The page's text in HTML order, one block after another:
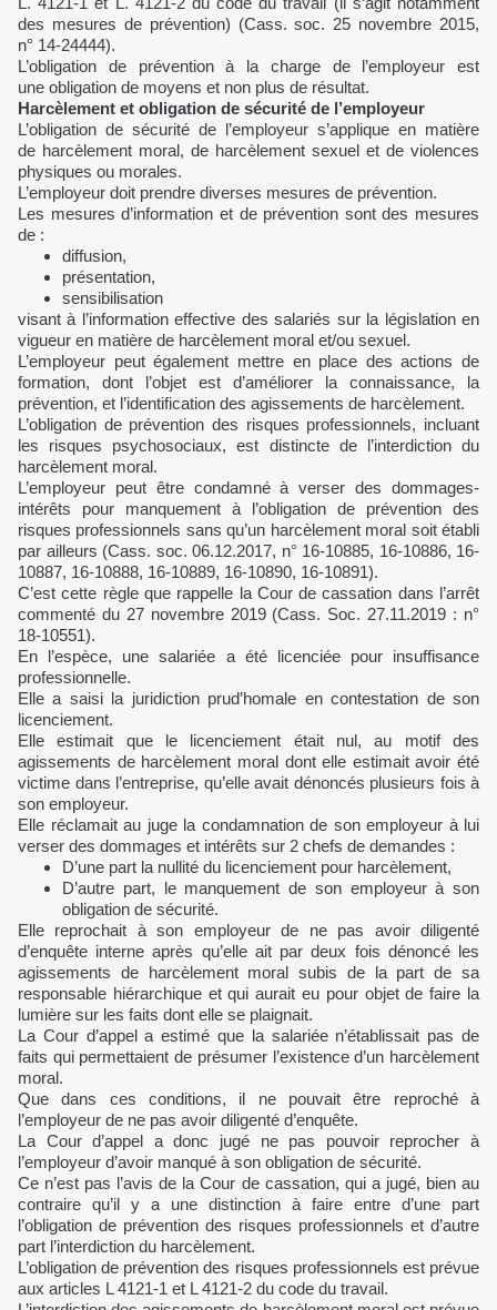
des mesures de prévention) (Cass. soc. 25 novembre 2015,
n° 14-24444).
L’obligation de prévention à la charge de l’employeur est
une obligation de moyens et non plus de résultat.
Harcèlement et obligation de sécurité de l’employeur
L’obligation de sécurité de l’employeur s’applique en matière
de harcèlement moral, de harcèlement sexuel et de violences
physiques ou morales.
L’employeur doit prendre diverses mesures de prévention.
Les mesures d’information et de prévention sont des mesures
de :
diffusion,
présentation,
sensibilisation
visant à l’information effective des salariés sur la législation en
vigueur en matière de harcèlement moral et/ou sexuel.
L’employeur peut également mettre en place des actions de
formation, dont l’objet est d’améliorer la connaissance, la
prévention, et l’identification des agissements de harcèlement.
L’obligation de prévention des risques professionnels, incluant
les risques psychosociaux, est distincte de l’interdiction du
harcèlement moral.
L’employeur peut être condamné à verser des dommages-
intérêts pour manquement à l’obligation de prévention des
risques professionnels sans qu’un harcèlement moral soit établi
par ailleurs (Cass. soc. 06.12.2017, n° 16-10885, 16-10886, 16-
10887, 16-10888, 16-10889, 16-10890, 16-10891).
C’est cette règle que rappelle la Cour de cassation dans l’arrêt
commenté du 27 novembre 2019 (Cass. Soc. 27.11.2019 : n°
18-10551).
En l’espèce, une salariée a été licenciée pour insuffisance
professionnelle.
Elle a saisi la juridiction prud’homale en contestation de son
licenciement.
Elle estimait que le licenciement était nul, au motif des
agissements de harcèlement moral dont elle estimait avoir été
victime dans l’entreprise, qu’elle avait dénoncés plusieurs fois à
son employeur.
Elle réclamait au juge la condamnation de son employeur à lui
verser des dommages et intérêts sur 2 chefs de demandes :
D’une part la nullité du licenciement pour harcèlement,
D’autre part, le manquement de son employeur à son
obligation de sécurité.
Elle reprochait à son employeur de ne pas avoir diligenté
d’enquête interne après qu’elle ait par deux fois dénoncé les
agissements de harcèlement moral subis de la part de sa
responsable hiérarchique et qui aurait eu pour objet de faire la
lumière sur les faits dont elle se plaignait.
La Cour d’appel a estimé que la salariée n’établissait pas de
faits qui permettaient de présumer l’existence d’un harcèlement
moral.
Que dans ces conditions, il ne pouvait être reproché à
l’employeur de ne pas avoir diligenté d’enquête.
La Cour d’appel a donc jugé ne pas pouvoir reprocher à
l’employeur d’avoir manqué à son obligation de sécurité.
Ce n’est pas l’avis de la Cour de cassation, qui a jugé, bien au
contraire qu’il y a une distinction à faire entre d’une part
l’obligation de prévention des risques professionnels et d’autre
part l’interdiction du harcèlement.
L’obligation de prévention des risques professionnels est prévue
aux articles L 4121-1 et L 4121-2 du code du travail.